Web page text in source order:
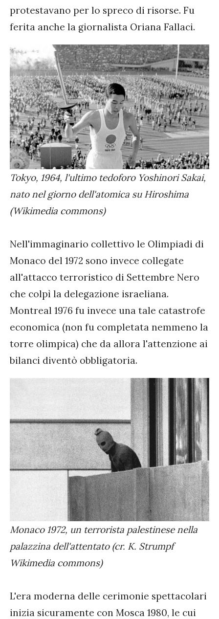
protestavano per lo spreco di risorse. Fu
ferita anche la giornalista Oriana Fallaci.
Tokyo, 1964, l'ultimo tedoforo Yoshinori Sakai,
nato nel giorno dell'atomica su Hiroshima
(Wikimedia commons)
Nell'immaginario collettivo le Olimpiadi di
Monaco del 1972 sono invece collegate
all'attacco terroristico di Settembre Nero
che colpì la delegazione israeliana.
Montreal 1976 fu invece una tale catastrofe
economica (non fu completata nemmeno la
torre olimpica) che da allora l'attenzione ai
bilanci diventò obbligatoria.
Monaco 1972, un terrorista palestinese nella
palazzina dell'attentato (cr. K. Strumpf
Wikimedia commons)
L'era moderna delle cerimonie spettacolari
inizia sicuramente con Mosca 1980, le cui